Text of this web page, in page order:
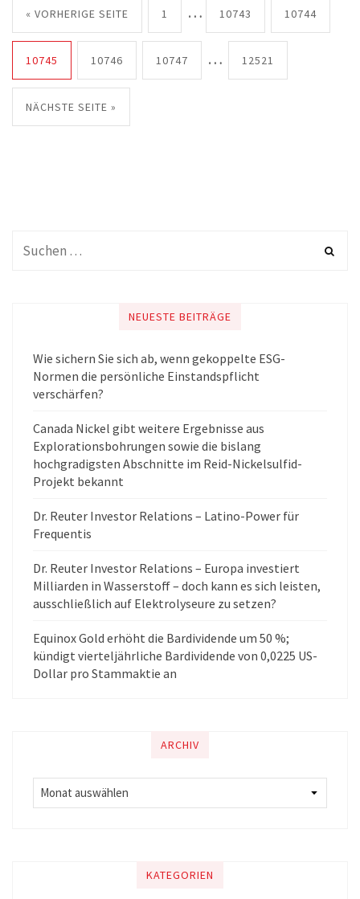
« VORHERIGE SEITE 1 … 10743 10744
10745 10746 10747 … 12521
NÄCHSTE SEITE »
NEUESTE BEITRÄGE
Wie sichern Sie sich ab, wenn gekoppelte ESG-
Normen die persönliche Einstandspflicht
verschärfen?
Canada Nickel gibt weitere Ergebnisse aus
Explorationsbohrungen sowie die bislang
hochgradigsten Abschnitte im Reid-Nickelsulfid-
Projekt bekannt
Dr. Reuter Investor Relations – Latino-Power für
Frequentis
Dr. Reuter Investor Relations – Europa investiert
Milliarden in Wasserstoff – doch kann es sich leisten,
ausschließlich auf Elektrolyseure zu setzen?
Equinox Gold erhöht die Bardividende um 50 %;
kündigt vierteljährliche Bardividende von 0,0225 US-
Dollar pro Stammaktie an
ARCHIV
KATEGORIEN